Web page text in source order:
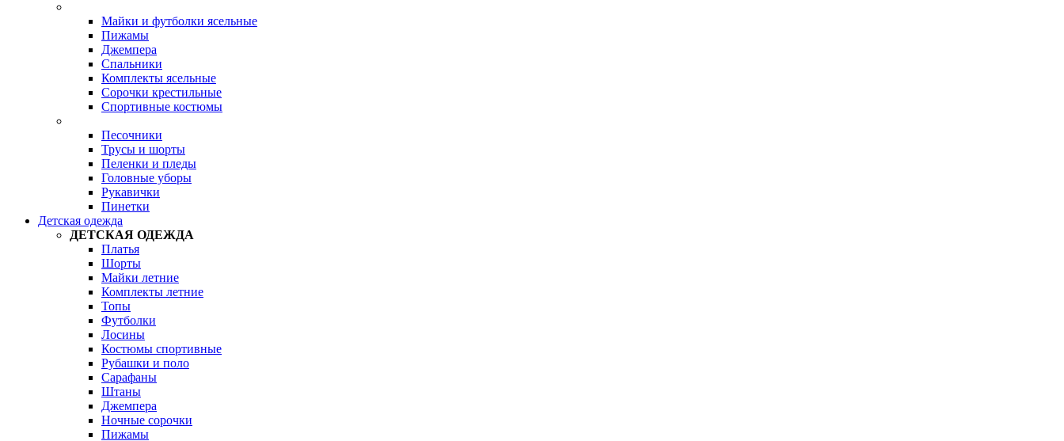
Майки и футболки ясельные
Пижамы
Джемпера
Спальники
Комплекты ясельные
Сорочки крестильные
Спортивные костюмы
Песочники
Трусы и шорты
Пеленки и пледы
Головные уборы
Рукавички
Пинетки
Детская одежда
ДЕТСКАЯ ОДЕЖДА
Платья
Шорты
Майки летние
Комплекты летние
Топы
Футболки
Лосины
Костюмы спортивные
Рубашки и поло
Сарафаны
Штаны
Джемпера
Ночные сорочки
Пижамы